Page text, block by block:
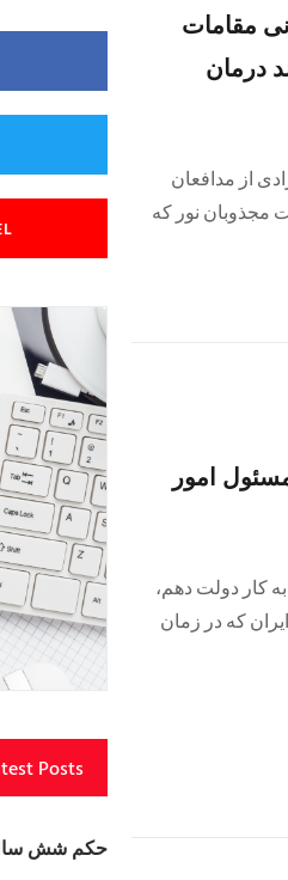
مقامات
درمان
از مدافعان
مجذوبان نور که
امور
به کار دولت دهم،
که در زمان
Posts
حکم شش